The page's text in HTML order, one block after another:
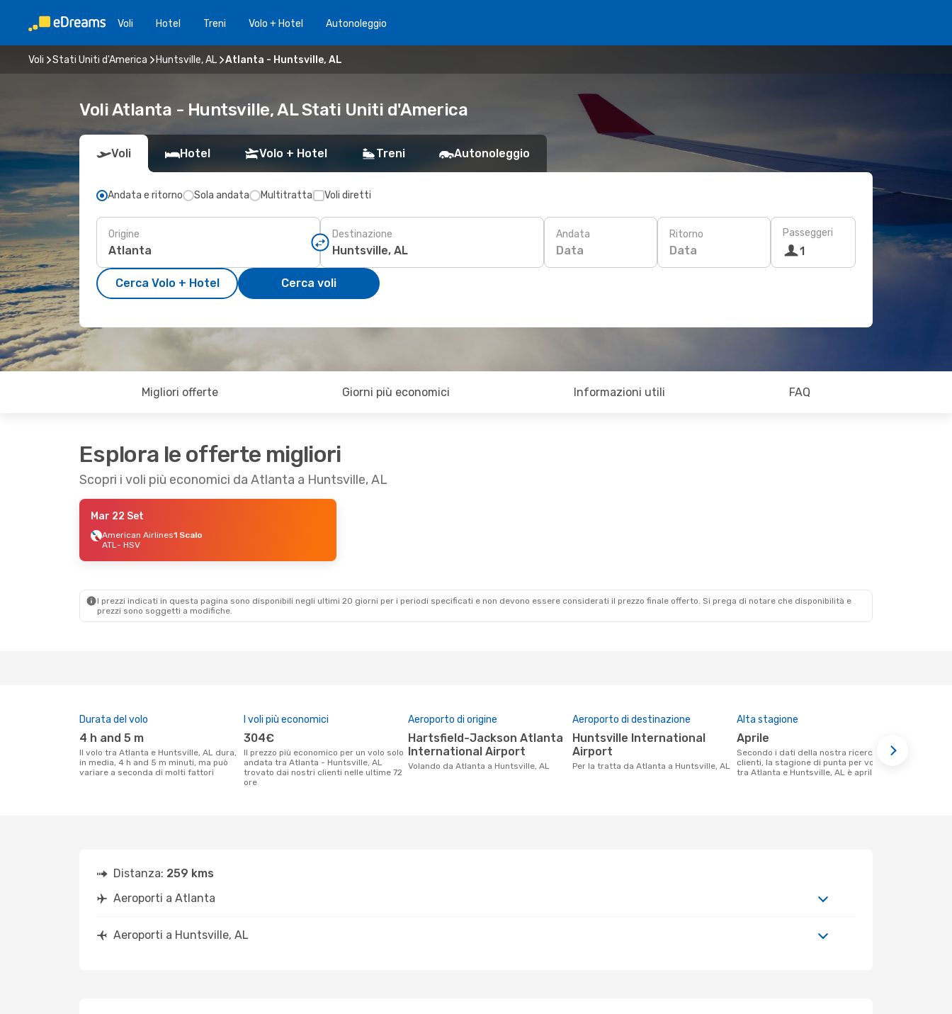
Voli Hotel Treni Volo + Hotel Autonoleggio
Voli Stati Uniti d'America Huntsville, AL Atlanta - Huntsville, AL
Voli Atlanta - Huntsville, AL Stati Uniti d'America
Voli Hotel Volo + Hotel Treni Autonoleggio
Andata e ritorno Sola andata Multitratta Voli diretti
Origine Destinazione Andata
Data
Ritorno
Data
Passeggeri
1
Cerca Volo + Hotel Cerca voli
Migliori offerte Giorni più economici Informazioni utili FAQ
Esplora le offerte migliori
Scopri i voli più economici da Atlanta a Huntsville, AL
Mar 22 Set
American Airlines1 Scalo
ATL- HSV
I prezzi indicati in questa pagina sono disponibili negli ultimi 20 giorni per i periodi specificati e non devono essere considerati il ​​prezzo finale offerto. Si prega di notare che disponibilità e
prezzi sono soggetti a modifiche.
Durata del volo
4 h and 5 m
Il volo tra Atlanta e Huntsville, AL dura,
in media, 4 h and 5 m minuti, ma può
variare a seconda di molti fattori
I voli più economici
304€
Il prezzo più economico per un volo solo
andata tra Atlanta - Huntsville, AL
trovato dai nostri clienti nelle ultime 72
ore
Aeroporto di origine
Hartsfield-Jackson Atlanta
International Airport
Volando da Atlanta a Huntsville, AL
Aeroporto di destinazione
Huntsville International
Airport
Per la tratta da Atlanta a Huntsville, AL
Alta stagione
aprile
Secondo i dati della nostra ricerca
clienti, la stagione di punta per volare
tra Atlanta e Huntsville, AL è aprile .
Distanza: 259 kms
Aeroporti a Atlanta
Aeroporti a Huntsville, AL